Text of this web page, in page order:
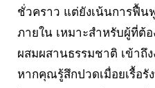
ชั่วคราว แต่ยังเน้นการฟื้น
ภายใน เหมาะสำหรับผู้ที่ต้
ผสมผสานธรรมชาติ เข้าถึ
หากคุณรู้สึกปวดเมื่อยเรื้อรั